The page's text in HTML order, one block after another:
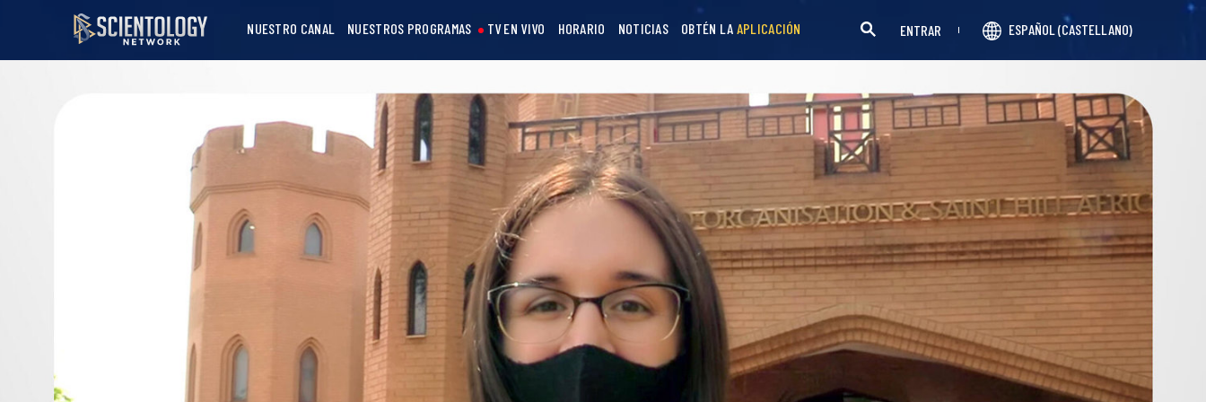
NUESTRO CANAL NUESTROS PROGRAMAS TV EN VIVO HORARIO NOTICIAS OBTÉN LA APLICACIÓN ENTRAR ESPAÑOL (CASTELLANO)